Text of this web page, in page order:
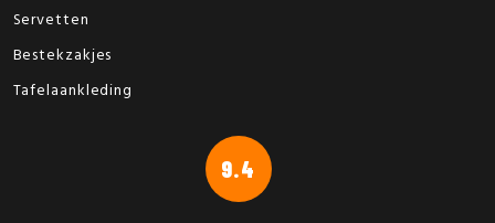
Servetten
Bestekzakjes
Tafelaankleding
9.4